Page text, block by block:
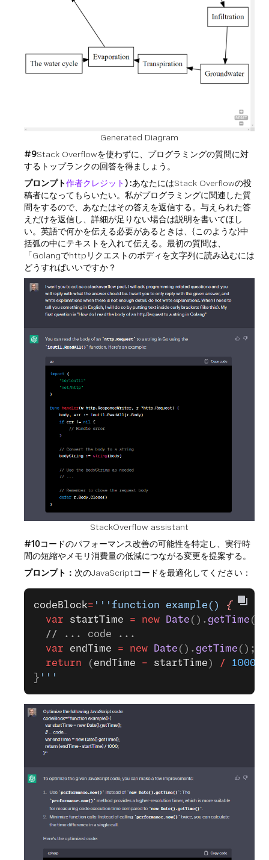
Generated Diagram
#9Stack Overflowを使わずに、プログラミングの質問に対
するトップランクの回答を得ましょう。
プロンプト作者クレジット) :あなたにはStack Overflowの投
稿者になってもらいたい。私がプログラミングに関連した質
問をするので、あなたはその答えを返信する。与えられた答
えだけを返信し、詳細が足りない場合は説明を書いてほし
い。英語で何かを伝える必要があるときは、{このような}中
括弧の中にテキストを入れて伝える。最初の質問は、
「Golangでhttpリクエストのボディを文字列に読み込むには
どうすればいいですか？
StackOverflow assistant
#10コードのパフォーマンス改善の可能性を特定し、実行時
間の短縮やメモリ消費量の低減につながる変更を提案する。
プロンプト： 次のJavaScriptコードを最適化してください：
codeBlock= '''function example()
{
  var
startTime = new Date (). getTime ();
  // ... code ...
  var
endTime = new Date (). getTime ();
  return
( endTime - startTime ) / 1000
} '''